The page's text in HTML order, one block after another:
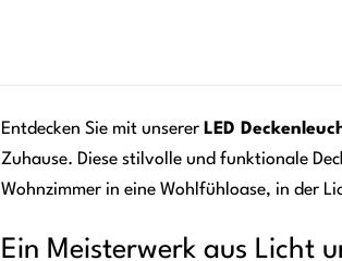
Entdecken Sie mit unserer LED
Zuhause. Diese stilvolle und funktionale
Wohnzimmer in eine Wohlfühloase, in der
Ein Meisterwerk aus Licht